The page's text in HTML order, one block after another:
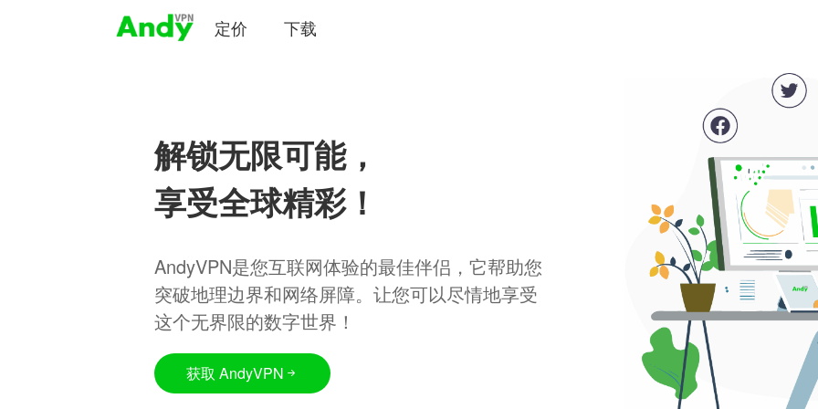
定价 下载
解锁无限可能，
享受全球精彩！
AndyVPN是您互联网体验的最佳伴侣，它帮助您
突破地理边界和网络屏障。让您可以尽情地享受
这个无界限的数字世界！
获取 AndyVPN